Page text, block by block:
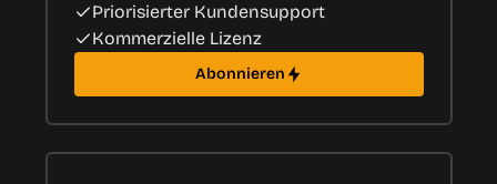
Priorisierter Kundensupport
Kommerzielle Lizenz
Abonnieren